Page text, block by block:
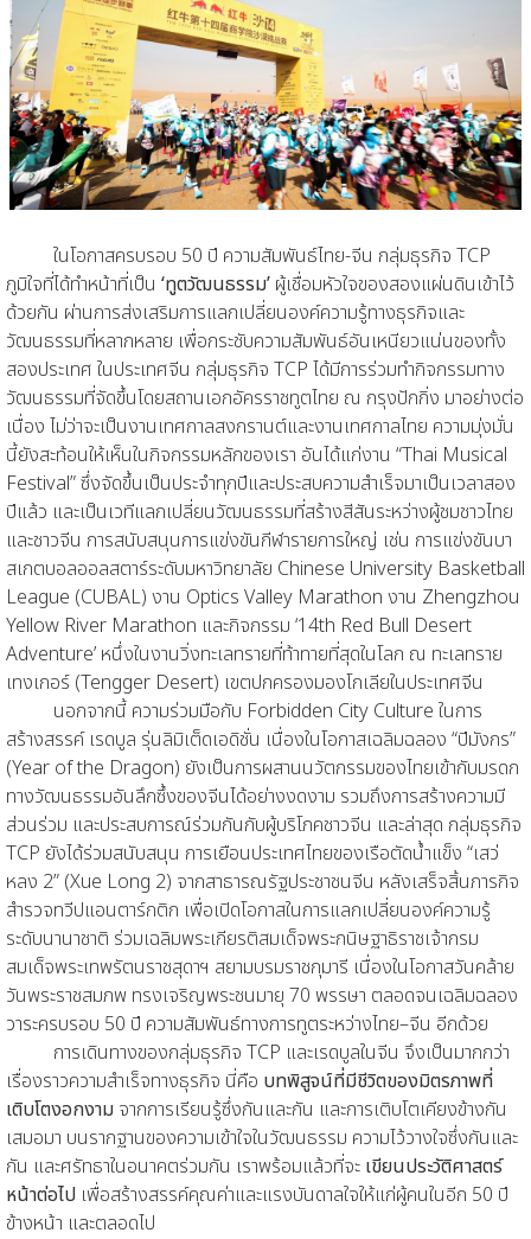
ในโอกาสครบรอบ 50 ปี ความสัมพันธ์ไทย-จีน กลุ่มธุรกิจ TCP
ภูมิใจที่ได้ทำหน้าที่เป็น ‘ทูตวัฒนธรรม’ ผู้เชื่อมหัวใจของสองแผ่นดินเข้าไว้
ด้วยกัน ผ่านการส่งเสริมการแลกเปลี่ยนองค์ความรู้ทางธุรกิจและ
วัฒนธรรมที่หลากหลาย เพื่อกระชับความสัมพันธ์อันเหนียวแน่นของทั้ง
สองประเทศ ในประเทศจีน กลุ่มธุรกิจ TCP ได้มีการร่วมทำกิจกรรมทาง
วัฒนธรรมที่จัดขึ้นโดยสถานเอกอัครราชทูตไทย ณ กรุงปักกิ่ง มาอย่างต่อ
เนื่อง ไม่ว่าจะเป็นงานเทศกาลสงกรานต์และงานเทศกาลไทย ความมุ่งมั่น
นี้ยังสะท้อนให้เห็นในกิจกรรมหลักของเรา อันได้แก่งาน “Thai Musical
Festival” ซึ่งจัดขึ้นเป็นประจำทุกปีและประสบความสำเร็จมาเป็นเวลาสอง
ปีแล้ว และเป็นเวทีแลกเปลี่ยนวัฒนธรรมที่สร้างสีสันระหว่างผู้ชมชาวไทย
และชาวจีน การสนับสนุนการแข่งขันกีฬารายการใหญ่ เช่น การแข่งขันบา
สเกตบอลออลสตาร์ระดับมหาวิทยาลัย Chinese University Basketball
League (CUBAL) งาน Optics Valley Marathon งาน Zhengzhou
Yellow River Marathon และกิจกรรม ‘14th Red Bull Desert
Adventure’ หนึ่งในงานวิ่งทะเลทรายที่ท้าทายที่สุดในโลก ณ ทะเลทราย
เทงเกอร์ (Tengger Desert) เขตปกครองมองโกเลียในประเทศจีน
นอกจากนี้ ความร่วมมือกับ Forbidden City Culture ในการ
สร้างสรรค์ เรดบูล รุ่นลิมิเต็ดเอดิชั่น เนื่องในโอกาสเฉลิมฉลอง “ปีมังกร”
(Year of the Dragon) ยังเป็นการผสานนวัตกรรมของไทยเข้ากับมรดก
ทางวัฒนธรรมอันลึกซึ้งของจีนได้อย่างงดงาม รวมถึงการสร้างความมี
ส่วนร่วม และประสบการณ์ร่วมกันกับผู้บริโภคชาวจีน และล่าสุด กลุ่มธุรกิจ
TCP ยังได้ร่วมสนับสนุน การเยือนประเทศไทยของเรือตัดน้ำแข็ง “เสว่
หลง 2” (Xue Long 2) จากสาธารณรัฐประชาชนจีน หลังเสร็จสิ้นภารกิจ
สำรวจทวีปแอนตาร์กติก เพื่อเปิดโอกาสในการแลกเปลี่ยนองค์ความรู้
ระดับนานาชาติ ร่วมเฉลิมพระเกียรติสมเด็จพระกนิษฐาธิราชเจ้ากรม
สมเด็จพระเทพรัตนราชสุดาฯ สยามบรมราชกุมารี เนื่องในโอกาสวันคล้าย
วันพระราชสมภพ ทรงเจริญพระชนมายุ 70 พรรษา ตลอดจนเฉลิมฉลอง
วาระครบรอบ 50 ปี ความสัมพันธ์ทางการทูตระหว่างไทย–จีน อีกด้วย
การเดินทางของกลุ่มธุรกิจ TCP และเรดบูลในจีน จึงเป็นมากกว่า
เรื่องราวความสำเร็จทางธุรกิจ นี่คือ บทพิสูจน์ที่มีชีวิตของมิตรภาพที่
เติบโตงอกงาม จากการเรียนรู้ซึ่งกันและกัน และการเติบโตเคียงข้างกัน
เสมอมา บนรากฐานของความเข้าใจในวัฒนธรรม ความไว้วางใจซึ่งกันและ
กัน และศรัทธาในอนาคตร่วมกัน เราพร้อมแล้วที่จะ เขียนประวัติศาสตร์
หน้าต่อไป เพื่อสร้างสรรค์คุณค่าและแรงบันดาลใจให้แก่ผู้คนในอีก 50 ปี
ข้างหน้า และตลอดไป